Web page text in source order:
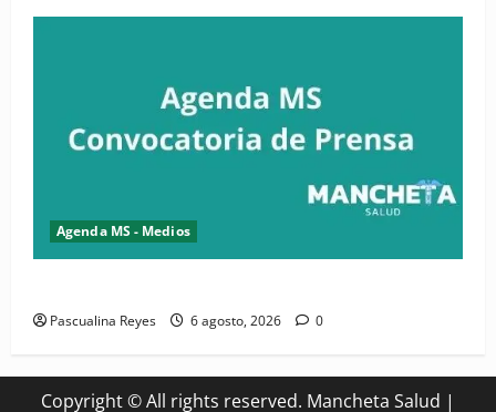
Agenda MS - Medios
Pascualina Reyes 6 agosto, 2026 0
Copyright © All rights reserved. Mancheta Salud |